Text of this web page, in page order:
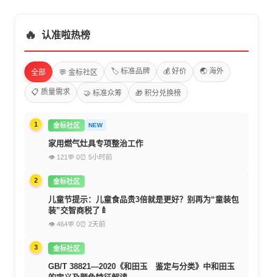
🔥 认准啦热榜
全部 💬 金标社区 🏷️ 标准品牌 💰 好价 🌏 海外
📋 质量需求 🤝 标准众筹 🎁 积分兑换榜
1 金标社区 NEW
家用燃气灶具专项整治工作
👁 121 💬 0⏰ 5小时前
2 金标社区
儿童节提示：儿童食品贵3倍就是更好？别再为“童装包
装”交智商税了🍼
👁 464💬 0⏰ 2天前
3 金标社区
GB/T 38821—2020《和田玉 鉴定与分类》中和田玉